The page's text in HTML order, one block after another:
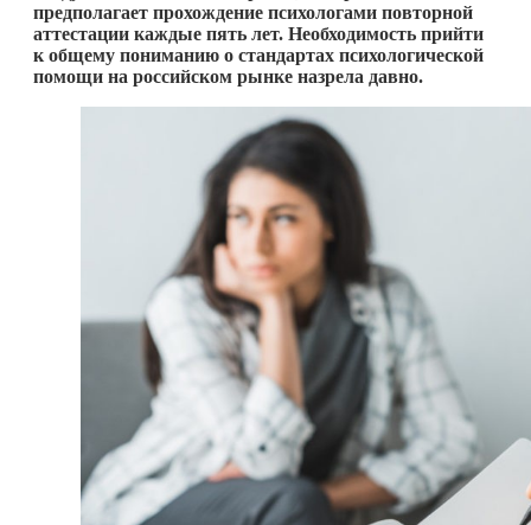
предполагает прохождение психологами повторной
аттестации каждые пять лет. Необходимость прийти
к общему пониманию о стандартах психологической
помощи на российском рынке назрела давно.